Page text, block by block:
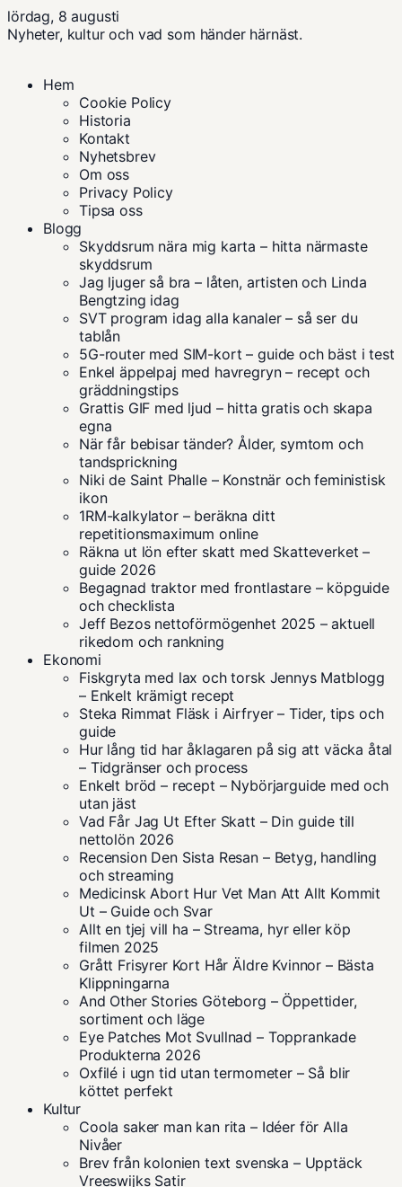
lördag, 8 augusti
Nyheter, kultur och vad som händer härnäst.
Hem
Cookie Policy
Historia
Kontakt
Nyhetsbrev
Om oss
Privacy Policy
Tipsa oss
Blogg
Skyddsrum nära mig karta – hitta närmaste
skyddsrum
Jag ljuger så bra – låten, artisten och Linda
Bengtzing idag
SVT program idag alla kanaler – så ser du
tablån
5G-router med SIM-kort – guide och bäst i test
Enkel äppelpaj med havregryn – recept och
gräddningstips
Grattis GIF med ljud – hitta gratis och skapa
egna
När får bebisar tänder? Ålder, symtom och
tandsprickning
Niki de Saint Phalle – Konstnär och feministisk
ikon
1RM-kalkylator – beräkna ditt
repetitionsmaximum online
Räkna ut lön efter skatt med Skatteverket –
guide 2026
Begagnad traktor med frontlastare – köpguide
och checklista
Jeff Bezos nettoförmögenhet 2025 – aktuell
rikedom och rankning
Ekonomi
Fiskgryta med lax och torsk Jennys Matblogg
– Enkelt krämigt recept
Steka Rimmat Fläsk i Airfryer – Tider, tips och
guide
Hur lång tid har åklagaren på sig att väcka åtal
– Tidgränser och process
Enkelt bröd – recept – Nybörjarguide med och
utan jäst
Vad Får Jag Ut Efter Skatt – Din guide till
nettolön 2026
Recension Den Sista Resan – Betyg, handling
och streaming
Medicinsk Abort Hur Vet Man Att Allt Kommit
Ut – Guide och Svar
Allt en tjej vill ha – Streama, hyr eller köp
filmen 2025
Grått Frisyrer Kort Hår Äldre Kvinnor – Bästa
Klippningarna
And Other Stories Göteborg – Öppettider,
sortiment och läge
Eye Patches Mot Svullnad – Topprankade
Produkterna 2026
Oxfilé i ugn tid utan termometer – Så blir
köttet perfekt
Kultur
Coola saker man kan rita – Idéer för Alla
Nivåer
Brev från kolonien text svenska – Upptäck
Vreeswijks Satir